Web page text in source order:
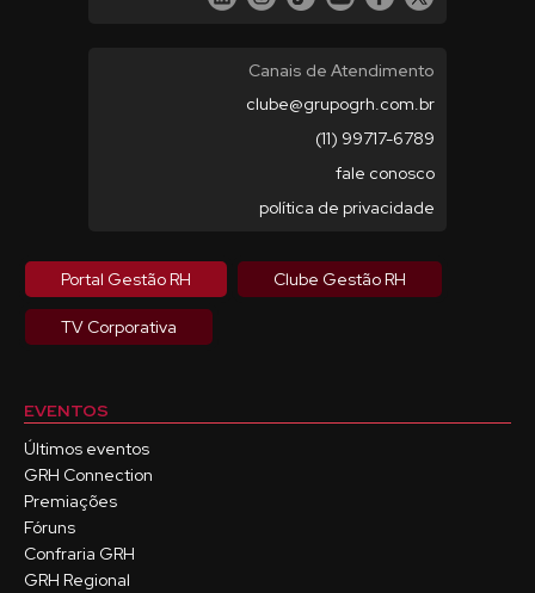
Canais de Atendimento
clube@grupogrh.com.br
(11) 99717-6789
fale conosco
política de privacidade
Portal Gestão RH Clube Gestão RH
TV Corporativa
EVENTOS
Últimos eventos
GRH Connection
Premiações
Fóruns
Confraria GRH
GRH Regional